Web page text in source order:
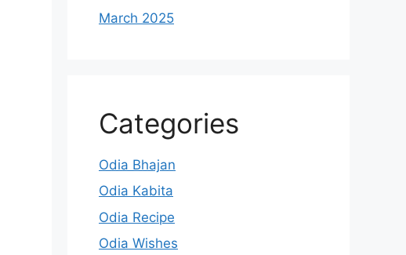
March 2025
Categories
Odia Bhajan
Odia Kabita
Odia Recipe
Odia Wishes